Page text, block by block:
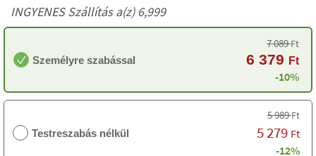
INGYENES Szállítás a(z) 6,999
Személyre szabással
7 089Ft
6 379 Ft
-10%
Testreszabás nélkül
5 989Ft
5 279 Ft
-12%